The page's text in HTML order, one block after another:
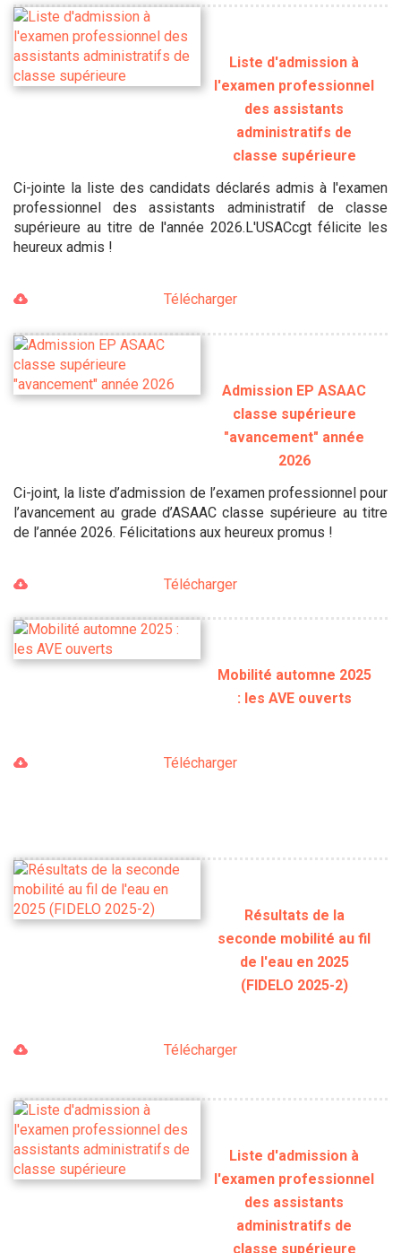
Liste d'admission à
l'examen professionnel
des assistants
administratifs de
classe supérieure
Ci-jointe la liste des candidats déclarés admis à l'examen
professionnel des assistants administratif de classe
supérieure au titre de l'année 2026.L'USACcgt félicite les
heureux admis !
Télécharger
Admission EP ASAAC
classe supérieure
"avancement" année
2026
Ci-joint, la liste d’admission de l’examen professionnel pour
l’avancement au grade d’ASAAC classe supérieure au titre
de l’année 2026. Félicitations aux heureux promus !
Télécharger
Mobilité automne 2025
: les AVE ouverts
Télécharger
Résultats de la
seconde mobilité au fil
de l'eau en 2025
(FIDELO 2025-2)
Télécharger
Liste d'admission à
l'examen professionnel
des assistants
administratifs de
classe supérieure